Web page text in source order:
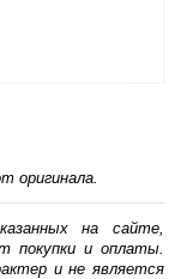
оригинала.
на сайте,
покупки и оплаты.
и не является